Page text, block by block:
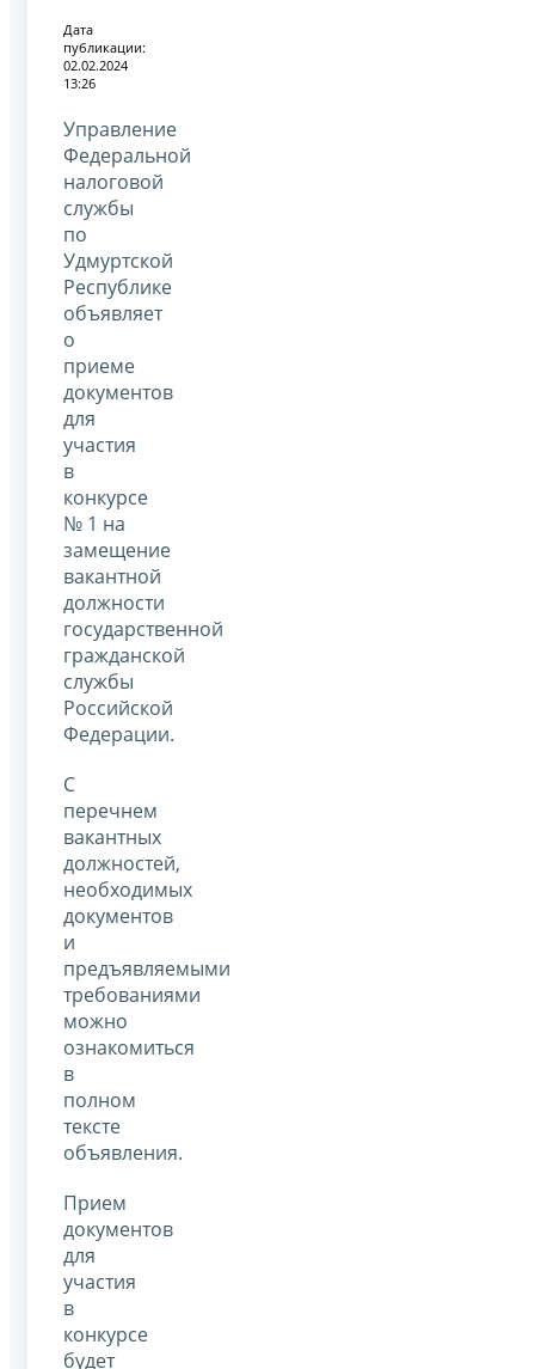
Дата
публикации:
02.02.2024
13:26
Управление
Федеральной
налоговой
службы
по
Удмуртской
Республике
объявляет
о
приеме
документов
для
участия
в
конкурсе
№ 1 на
замещение
вакантной
должности
государственной
гражданской
службы
Российской
Федерации.
С
перечнем
вакантных
должностей,
необходимых
документов
и
предъявляемыми
требованиями
можно
ознакомиться
в
полном
тексте
объявления.
Прием
документов
для
участия
в
конкурсе
будет